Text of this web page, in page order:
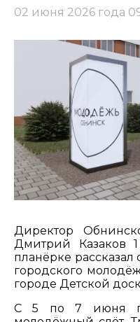
02 июня 2026 года
Директор
Дмитрий Казаков
планёрке
городского
городе Детской
С 5 по 7 июня